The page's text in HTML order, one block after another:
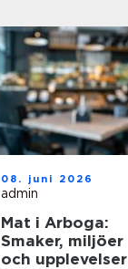
08. juni 2026
admin
Mat i Arboga:
Smaker, miljöer
och upplevelser